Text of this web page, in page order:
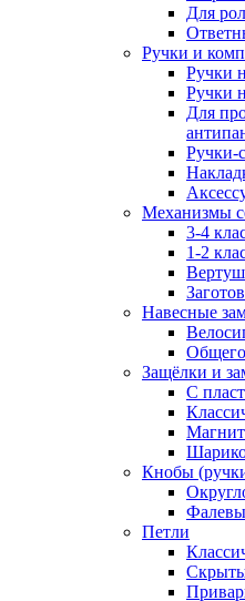
Для
Ручки и
Ручки
Ручки
Для
Ручки-
Механизмы
3-4
1-2
Навесные
Общего
Защёлки и
С
Кнобы
Петли